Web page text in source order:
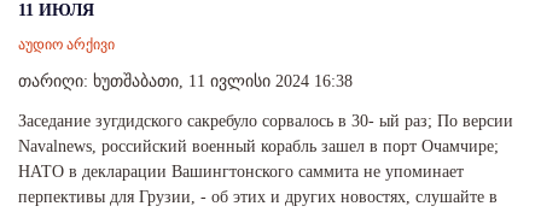
11 ИЮЛЯ
აუდიო არქივი
თარიღი: ხუთშაბათი, 11 ივლისი 2024 16:38
Заседание зугдидского сакрeбуло сорвалось в 30- ый раз; По версии
Navalnews, российский военный корабль зашел в порт Очамчире;
НАТО в декларации Вашингтонского саммита не упоминает
перпективы для Грузии, - об этих и других новостях, слушайте в